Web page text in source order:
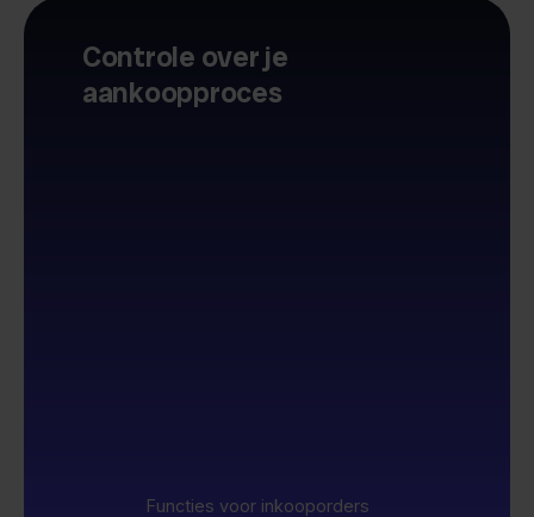
Controle over je
aankoopproces
Functies voor inkooporders